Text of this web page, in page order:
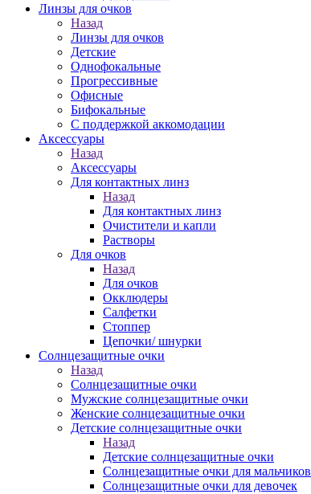
Линзы для очков
Назад
Линзы для очков
Детские
Однофокальные
Прогрессивные
Офисные
Бифокальные
С поддержкой аккомодации
Аксессуары
Назад
Аксессуары
Для контактных линз
Назад
Для контактных линз
Очистители и капли
Растворы
Для очков
Назад
Для очков
Окклюдеры
Салфетки
Стоппер
Цепочки/ шнурки
Солнцезащитные очки
Назад
Солнцезащитные очки
Мужские солнцезащитные очки
Женские солнцезащитные очки
Детские солнцезащитные очки
Назад
Детские солнцезащитные очки
Солнцезащитные очки для мальчиков
Солнцезащитные очки для девочек